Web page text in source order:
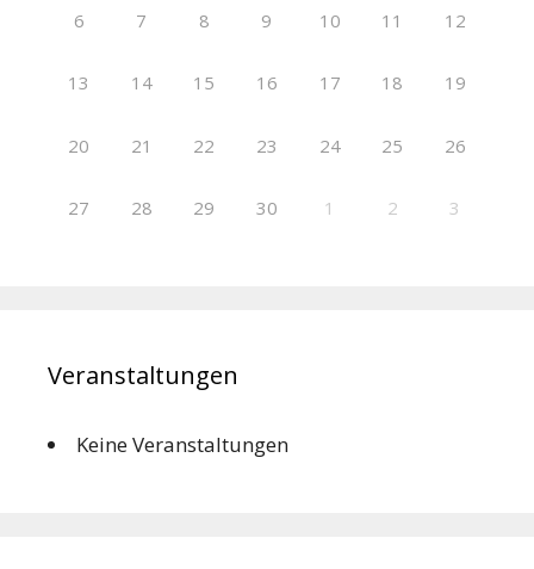
6 7 8 9 10 11 12
13 14 15 16 17 18 19
20 21 22 23 24 25 26
27 28 29 30 1 2 3
Veranstaltungen
Keine Veranstaltungen